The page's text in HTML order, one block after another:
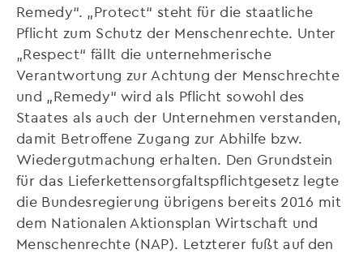
Remedy“. „Protect“ steht für die staatliche
Pflicht zum Schutz der Menschenrechte. Unter
„Respect“ fällt die unternehmerische
Verantwortung zur Achtung der Menschrechte
und „Remedy“ wird als Pflicht sowohl des
Staates als auch der Unternehmen verstanden,
damit Betroffene Zugang zur Abhilfe bzw.
Wiedergutmachung erhalten. Den Grundstein
für das Lieferkettensorgfaltspflichtgesetz legte
die Bundesregierung übrigens bereits 2016 mit
dem Nationalen Aktionsplan Wirtschaft und
Menschenrechte (NAP). Letzterer fußt auf den